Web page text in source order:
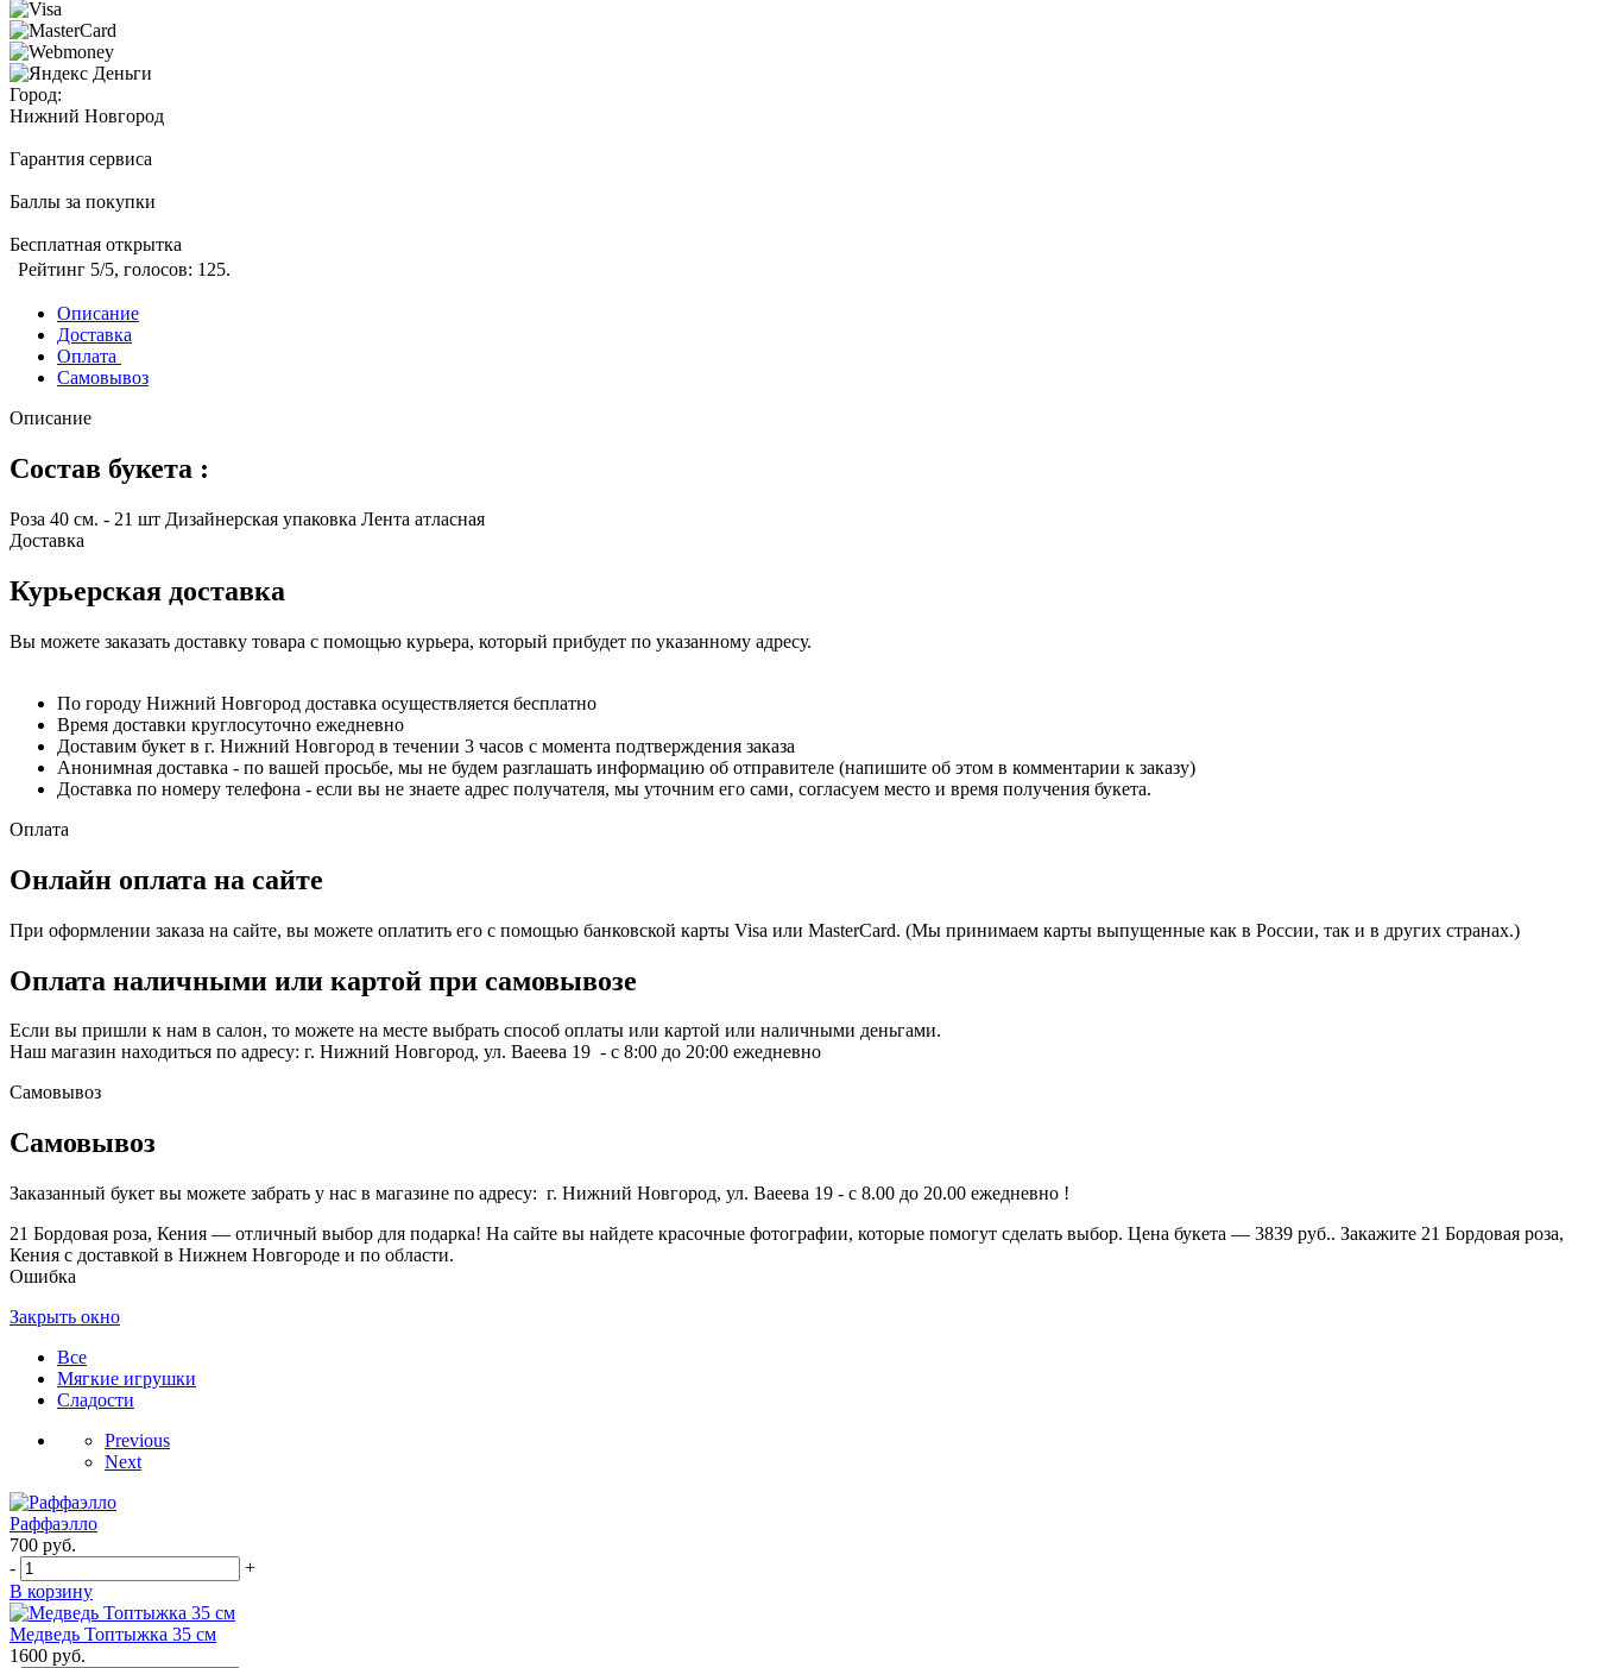
Город:
Нижний Новгород
Гарантия сервиса
Баллы за покупки
Бесплатная открытка
Рейтинг 5/5, голосов: 125.
Описание
Доставка
Оплата
Самовывоз
Описание
Состав букета :
Роза 40 см. - 21 шт Дизайнерская упаковка Лента атласная
Доставка
Курьерская доставка
Вы можете заказать доставку товара с помощью курьера, который прибудет по указанному адресу.
По городу Нижний Новгород доставка осуществляется бесплатно
Время доставки круглосуточно ежедневно
Доставим букет в г. Нижний Новгород в течении 3 часов с момента подтверждения заказа
Анонимная доставка - по вашей просьбе, мы не будем разглашать информацию об отправителе (напишите об этом в комментарии к заказу)
Доставка по номеру телефона - если вы не знаете адрес получателя, мы уточним его сами, согласуем место и время получения букета.
Оплата
Онлайн оплата на сайте
При оформлении заказа на сайте, вы можете оплатить его с помощью банковской карты Visa или MasterCard. (Мы принимаем карты выпущенные как в России, так и в других странах.)
Оплата наличными или картой при самовывозе
Если вы пришли к нам в салон, то можете на месте выбрать способ оплаты или картой или наличными деньгами.
Наш магазин находиться по адресу: г. Нижний Новгород, ул. Ваеева 19 - с 8:00 до 20:00 ежедневно
Самовывоз
Самовывоз
Заказанный букет вы можете забрать у нас в магазине по адресу: г. Нижний Новгород, ул. Ваеева 19 - с 8.00 до 20.00 ежедневно !
21 Бордовая роза, Кения — отличный выбор для подарка! На сайте вы найдете красочные фотографии, которые помогут сделать выбор. Цена букета — 3839 руб.. Закажите 21 Бордовая роза,
Кения с доставкой в Нижнем Новгороде и по области.
Ошибка
Закрыть окно
Все
Мягкие игрушки
Сладости
Previous
Next
Раффаэлло
700 руб.
-
+
В корзину
Медведь Топтыжка 35 см
1600 руб.